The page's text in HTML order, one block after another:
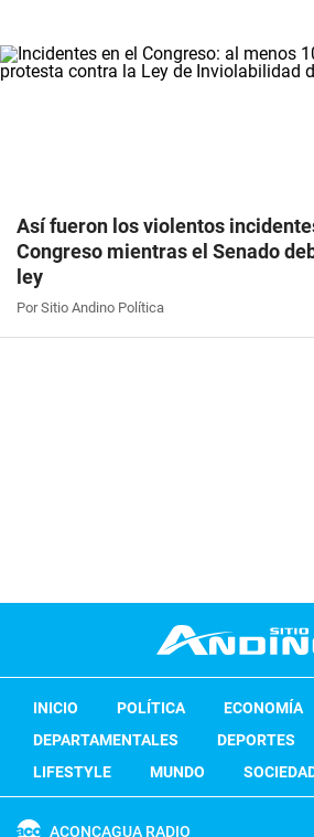
Así fueron los violentos
Congreso mientras el Senado
ley
Por Sitio Andino Política
INICIO POLÍTICA ECONOMÍA
DEPARTAMENTALES
DEPORTES
LIFESTYLE
MUNDO
ACONCAGUA RADIO